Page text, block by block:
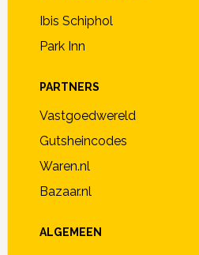
Ibis Schiphol
Park Inn
PARTNERS
Vastgoedwereld
Gutsheincodes
Waren.nl
Bazaar.nl
ALGEMEEN